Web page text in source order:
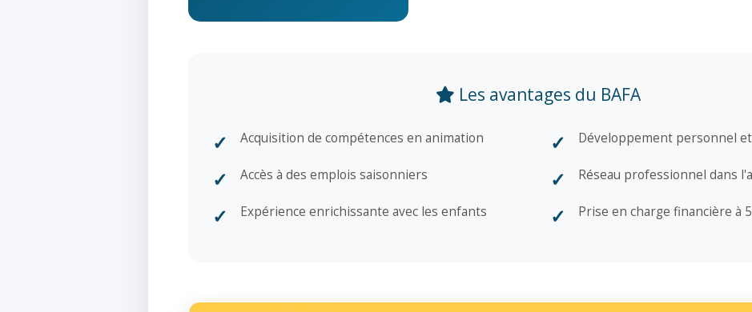
Les avantages du BAFA
Acquisition de compétences en animation
Accès à des emplois saisonniers
Expérience enrichissante avec les enfants
Développement personnel
Réseau professionnel dans
Prise en charge financière à